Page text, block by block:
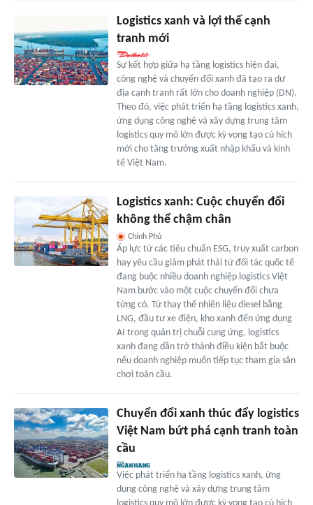
Logistics xanh và lợi thế cạnh
tranh mới
Sự kết hợp giữa hạ tầng logistics hiện đại,
công nghệ và chuyển đổi xanh đã tạo ra dư
địa cạnh tranh rất lớn cho doanh nghiệp (DN).
Theo đó, việc phát triển hạ tầng logistics xanh,
ứng dụng công nghệ và xây dựng trung tâm
logistics quy mô lớn được kỳ vọng tạo cú hích
mới cho tăng trưởng xuất nhập khẩu và kinh
tế Việt Nam.
Logistics xanh: Cuộc chuyển đổi
không thể chậm chân
Chính Phủ
Áp lực từ các tiêu chuẩn ESG, truy xuất carbon
hay yêu cầu giảm phát thải từ đối tác quốc tế
đang buộc nhiều doanh nghiệp logistics Việt
Nam bước vào một cuộc chuyển đổi chưa
từng có. Từ thay thế nhiên liệu diesel bằng
LNG, đầu tư xe điện, kho xanh đến ứng dụng
AI trong quản trị chuỗi cung ứng, logistics
xanh đang dần trở thành điều kiện bắt buộc
nếu doanh nghiệp muốn tiếp tục tham gia sân
chơi toàn cầu.
Chuyển đổi xanh thúc đẩy logistics
Việt Nam bứt phá cạnh tranh toàn
cầu
Việc phát triển hạ tầng logistics xanh, ứng
dụng công nghệ và xây dựng trung tâm
logistics quy mô lớn được kỳ vọng tạo cú hích